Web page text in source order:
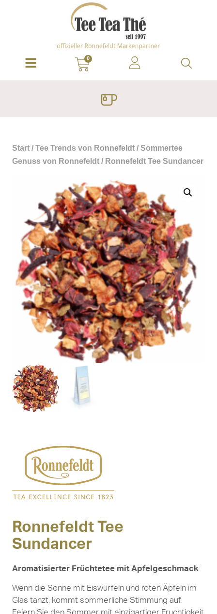
0
Start / Tee Trends von Ronnefeldt / Sommertee
Genuss von Ronnefeldt / Ronnefeldt Tee Sundancer
Ronnefeldt Tee
Sundancer
Aromatisierter Früchtetee mit Apfelgeschmack
Wenn die Sonne mit Eiswürfeln und roten Äpfeln im
Glas tanzt, kommt sommerliche Stimmung auf.
Feiern Sie den Sommer mit einzigartiger Fruchtigkeit